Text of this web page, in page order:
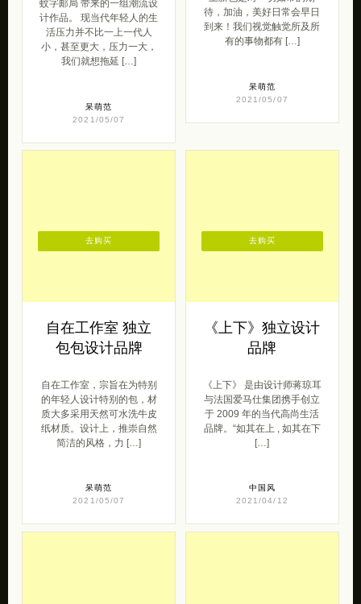
蚊字邮局 带来的一组潮流设
计作品。 现当代年轻人的生
活压力并不比一上一代人
小，甚至更大，压力一大，
我们就想拖延 […]
呆萌范
2021/05/07
待，加油，美好日常会早日
到来！我们视觉触觉所及所
有的事物都有 […]
呆萌范
2021/05/07
自在工作室 独立
包包设计品牌
自在工作室，宗旨在为特别
的年轻人设计特别的包，材
质大多采用天然可水洗牛皮
纸材质。设计上，推崇自然
简洁的风格，力 […]
呆萌范
2021/05/07
去购买
《上下》独立设计
品牌
《上下》 是由设计师蒋琼耳
与法国爱马仕集团携手创立
于 2009 年的当代高尚生活
品牌。“如其在上 , 如其在下
[…]
中国风
2021/04/12
去购买